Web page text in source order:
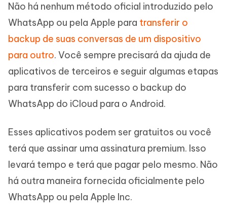
Não há nenhum método oficial introduzido pelo
WhatsApp ou pela Apple para transferir o
backup de suas conversas de um dispositivo
para outro. Você sempre precisará da ajuda de
aplicativos de terceiros e seguir algumas etapas
para transferir com sucesso o backup do
WhatsApp do iCloud para o Android.
Esses aplicativos podem ser gratuitos ou você
terá que assinar uma assinatura premium. Isso
levará tempo e terá que pagar pelo mesmo. Não
há outra maneira fornecida oficialmente pelo
WhatsApp ou pela Apple Inc.